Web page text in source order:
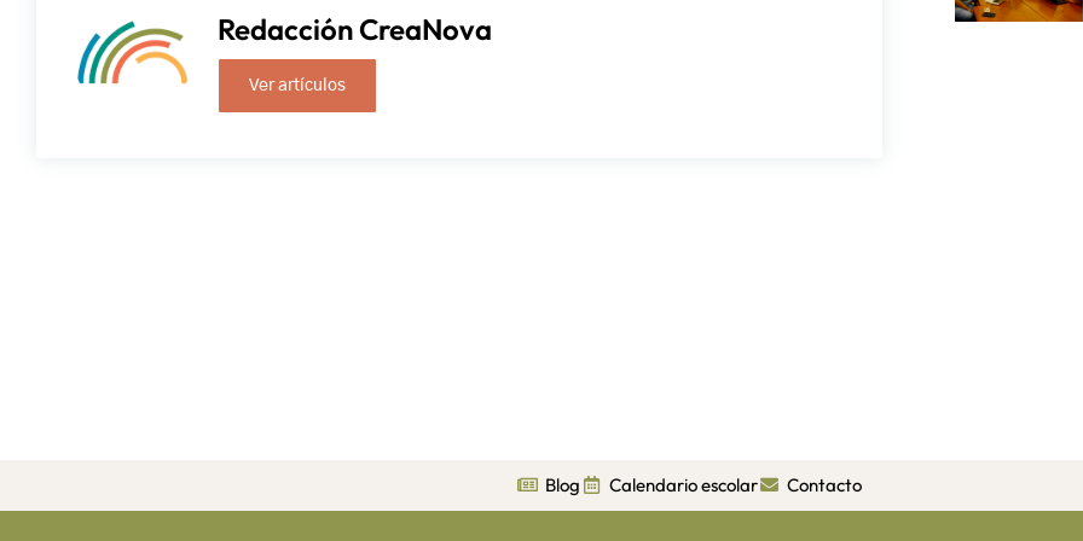
Redacción CreaNova
Ver artículos
Blog Calendario escolar Contacto